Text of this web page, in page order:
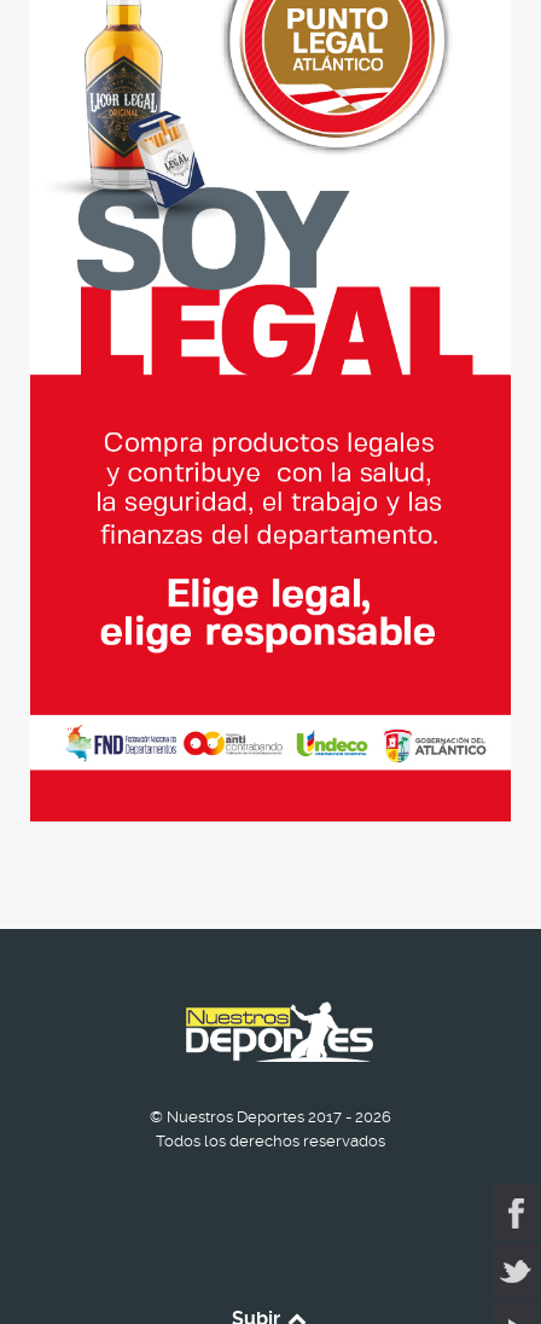
© Nuestros Deportes 2017 - 2026
Todos los derechos reservados
Subir